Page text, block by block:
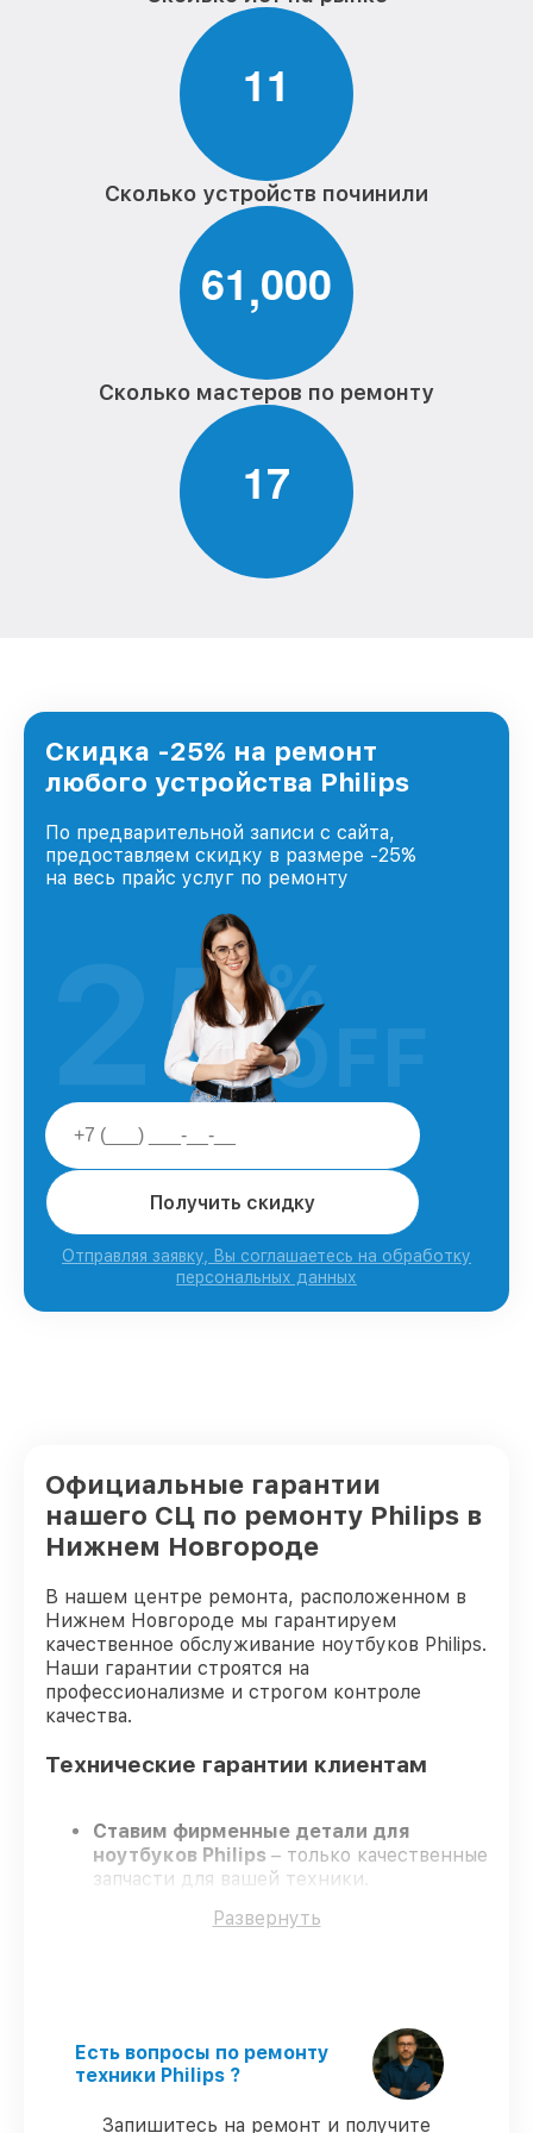
11
Сколько устройств починили
61,000
Сколько мастеров по ремонту
17
Скидка -25% на ремонт
любого устройства Philips
По предварительной записи с сайта,
предоставляем скидку в размере -25%
на весь прайс услуг по ремонту
Получить скидку
Отправляя заявку, Вы соглашаетесь на обработку
персональных данных
25%
OFF
Официальные гарантии
нашего СЦ по ремонту Philips в
Нижнем Новгороде
В нашем центре ремонта, расположенном в
Нижнем Новгороде мы гарантируем
качественное обслуживание ноутбуков Philips.
Наши гарантии строятся на
профессионализме и строгом контроле
качества.
Технические гарантии клиентам
Ставим фирменные детали для
ноутбуков Philips – только качественные
запчасти для вашей техники.
проходят регулярное обучение, что
Поддержка после ремонта
– на все
ремонт и запчасти для ноутбуков Philips
предоставляется официальное
сопровождение.
Развернуть
Есть вопросы по ремонту
техники Philips ?
Запишитесь на ремонт и получите